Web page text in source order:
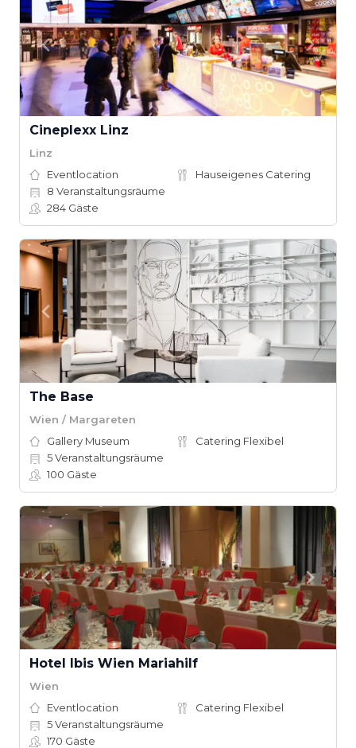
Cineplexx Linz
Linz
Eventlocation
Hauseigenes Catering
8 Veranstaltungsräume
284 Gäste
The Base
Wien / Margareten
Gallery Museum
Catering Flexibel
5Veranstaltungsräume
100 Gäste
Hotel Ibis Wien Mariahilf
Wien
Eventlocation
Catering Flexibel
5Veranstaltungsräume
170 Gäste